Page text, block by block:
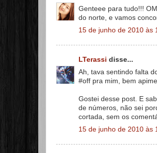
Genteee para tudo!!!
do norte, e vamos
15 de junho de 2010 às
LTerassi disse...
Ah, tava sentindo falta
#off pra mim, bem
Gostei desse post. E
de números, não sei
cortada, sem os
15 de junho de 2010 às